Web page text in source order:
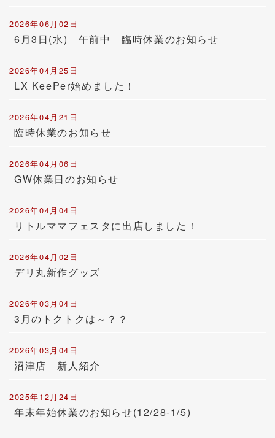
2026年06月02日
6月3日(水) 午前中 臨時休業のお知らせ
2026年04月25日
LX KeePer始めました！
2026年04月21日
臨時休業のお知らせ
2026年04月06日
GW休業日のお知らせ
2026年04月04日
リトルママフェスタに出店しました！
2026年04月02日
デリ丸新作グッズ
2026年03月04日
3月のトクトクは～？？
2026年03月04日
沼津店 新人紹介
2025年12月24日
年末年始休業のお知らせ(12/28-1/5)